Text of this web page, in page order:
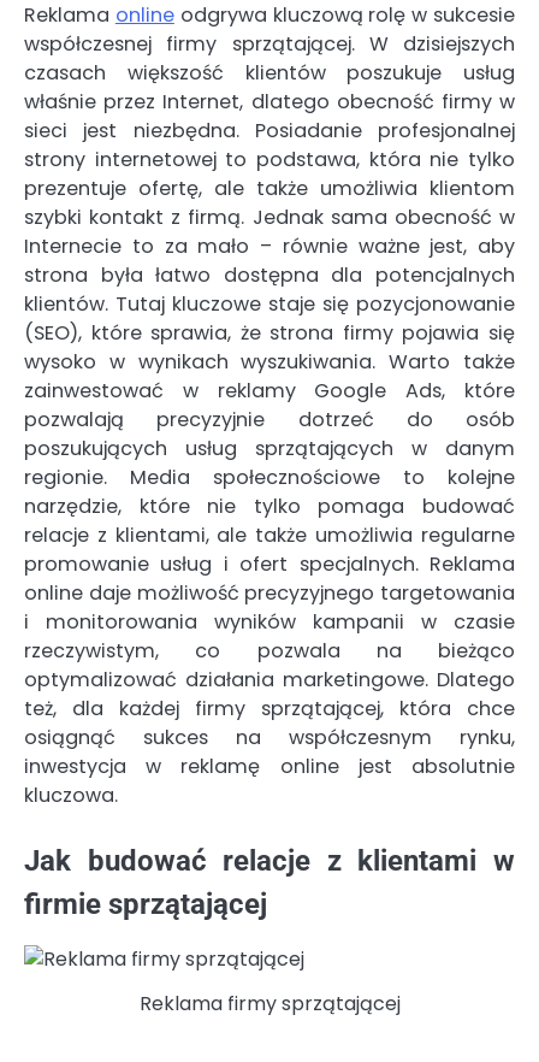
Reklama onlineodgrywa kluczową rolę w sukcesie
współczesnej firmy sprzątającej. W dzisiejszych
czasach większość klientów poszukuje usług
właśnie przez Internet, dlatego obecność firmy w
sieci jest niezbędna. Posiadanie profesjonalnej
strony internetowej to podstawa, która nie tylko
prezentuje ofertę, ale także umożliwia klientom
szybki kontakt z firmą. Jednak sama obecność w
Internecie to za mało – równie ważne jest, aby
strona była łatwo dostępna dla potencjalnych
klientów. Tutaj kluczowe staje się pozycjonowanie
(SEO), które sprawia, że strona firmy pojawia się
wysoko w wynikach wyszukiwania. Warto także
zainwestować w reklamy Google Ads, które
pozwalają precyzyjnie dotrzeć do osób
poszukujących usług sprzątających w danym
regionie. Media społecznościowe to kolejne
narzędzie, które nie tylko pomaga budować
relacje z klientami, ale także umożliwia regularne
promowanie usług i ofert specjalnych. Reklama
online daje możliwość precyzyjnego targetowania
i monitorowania wyników kampanii w czasie
rzeczywistym, co pozwala na bieżąco
optymalizować działania marketingowe. Dlatego
też, dla każdej firmy sprzątającej, która chce
osiągnąć sukces na współczesnym rynku,
inwestycja w reklamę online jest absolutnie
kluczowa.
Jak budować relacje z klientami w
firmie sprzątającej
Reklama firmy sprzątającej